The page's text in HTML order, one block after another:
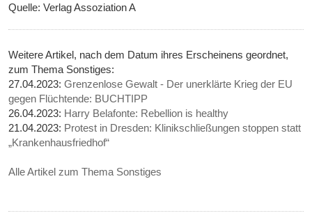
Quelle: Verlag Assoziation A
Weitere Artikel, nach dem Datum ihres Erscheinens geordnet,
zum Thema Sonstiges:
27.04.2023:Grenzenlose Gewalt - Der unerklärte Krieg der EU
gegen Flüchtende: BUCHTIPP
26.04.2023: Harry Belafonte: Rebellion is healthy
21.04.2023: Protest in Dresden: Klinikschließungen stoppen statt
„Krankenhausfriedhof“
Alle Artikel zum Thema Sonstiges